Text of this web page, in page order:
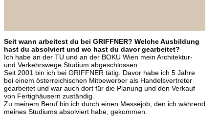
Seit wann arbeitest du bei GRIFFNER? Welche Ausbildung
hast du absolviert und wo hast du davor gearbeitet?
Ich habe an der TU und an der BOKU Wien mein Architektur-
und Verkehrswege Studium abgeschlossen.
Seit 2001 bin ich bei GRIFFNER tätig. Davor habe ich 5 Jahre
bei einem österreichischen Mitbewerber als Handelsvertreter
gearbeitet und war auch dort für die Planung und den Verkauf
von Fertighäusern zuständig.
Zu meinem Beruf bin ich durch einen Messejob, den ich während
meines Studiums absolviert habe, gekommen.